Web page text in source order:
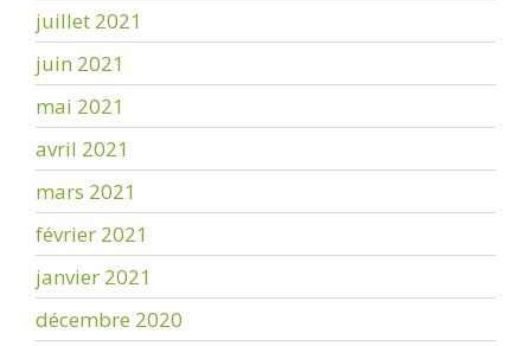
juillet 2021
juin 2021
mai 2021
avril 2021
mars 2021
février 2021
janvier 2021
décembre 2020